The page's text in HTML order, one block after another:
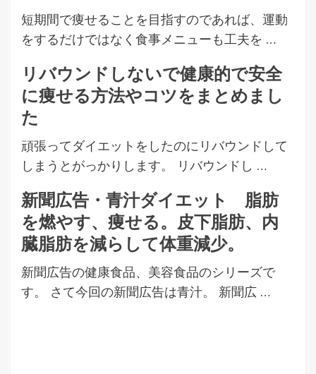
短期間で痩せることを目指すのであれば、運動
をするだけではなく食事メニューも工夫を …
リバウンドしないで健康的で安全
に痩せる方法やコツをまとめまし
た
頑張ってダイエットをしたのにリバウンドして
しまうとがっかりします。 リバウンドし …
新聞広告・青汁ダイエット 脂肪
を燃やす、痩せる。皮下脂肪、内
臓脂肪を減らして体重減少。
新聞広告の健康食品、美容食品のシリーズで
す。 さて今回の新聞広告は青汁。 新聞広 …